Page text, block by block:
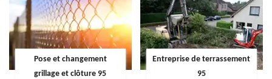
Pose et changement
grillage et clôture 95
Entreprise de terrassement
95